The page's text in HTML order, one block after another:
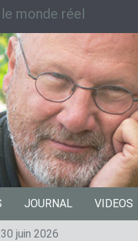
monde réel
JOURNAL VIDEOS
juin 2026